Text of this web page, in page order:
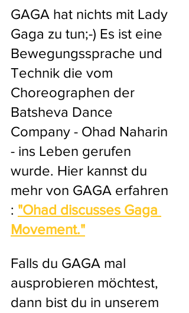
GAGA hat nichts mit Lady
Gaga zu tun;-) Es ist eine
Bewegungssprache und
Technik die vom
Choreographen der
Batsheva Dance
Company - Ohad Naharin
- ins Leben gerufen
wurde. Hier kannst du
mehr von GAGA erfahren
: "Ohad discusses Gaga
Movement."
Falls du GAGA mal
ausprobieren möchtest,
dann bist du in unserem